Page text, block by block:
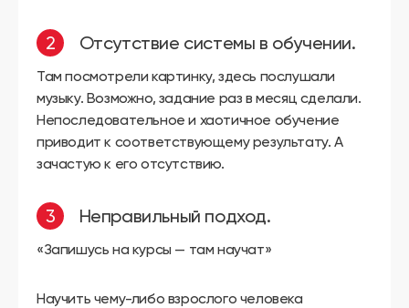
Отсутствие системы в обучении.
Там посмотрели картинку, здесь послушали
музыку. Возможно, задание раз в месяц сделали.
Непоследовательное и хаотичное обучение
приводит к соответствующему результату. А
зачастую к его отсутствию.
Неправильный подход.
«Запишусь на курсы — там научат»
Научить чему-либо взрослого человека